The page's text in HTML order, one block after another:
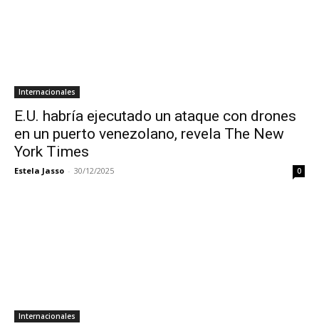
Internacionales
E.U. habría ejecutado un ataque con drones
en un puerto venezolano, revela The New
York Times
Estela Jasso - 30/12/2025 0
Internacionales